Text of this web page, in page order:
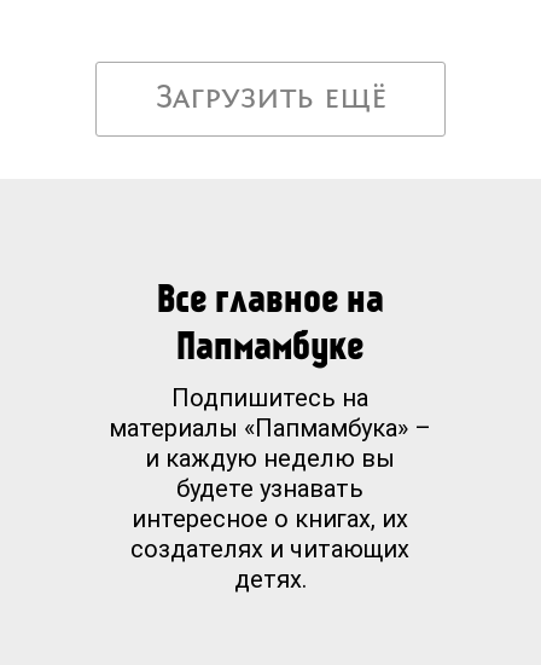
Загрузить ещё
Все главное на
Папмамбуке
Подпишитесь на
материалы «Папмамбука» –
и каждую неделю вы
будете узнавать
интересное о книгах, их
создателях и читающих
детях.